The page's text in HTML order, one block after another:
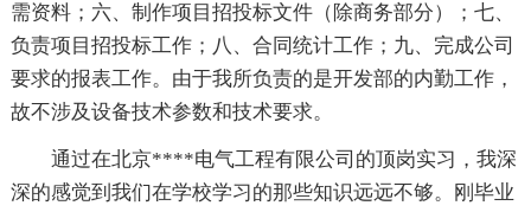
需资料；六、制作项目招投标文件（除商务部分）；七、
负责项目招投标工作；八、合同统计工作；九、完成公司
要求的报表工作。由于我所负责的是开发部的内勤工作，
故不涉及设备技术参数和技术要求。
通过在北京****电气工程有限公司的顶岗实习，我深
深的感觉到我们在学校学习的那些知识远远不够。刚毕业